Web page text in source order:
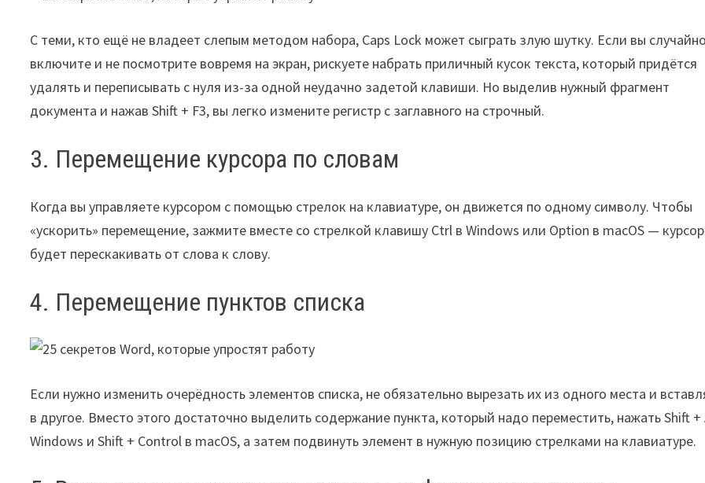
С теми, кто ещё не владеет слепым методом набора, Caps Lock может сыграть злую шутку. Если вы
включите и не посмотрите вовремя на экран, рискуете набрать приличный кусок текста, который придётся
удалять и переписывать с нуля из-за одной неудачно задетой клавиши. Но выделив нужный фрагмент
документа и нажав Shift + F3, вы легко измените регистр с заглавного на строчный.
3. Перемещение курсора по словам
Когда вы управляете курсором с помощью стрелок на клавиатуре, он движется по одному символу. Чтобы
«ускорить» перемещение, зажмите вместе со стрелкой клавишу Сtrl в Windows или Option в macOS — курсор
будет перескакивать от слова к слову.
4. Перемещение пунктов списка
Если нужно изменить очерёдность элементов списка, не обязательно вырезать их из одного места и
в другое. Вместо этого достаточно выделить содержание пункта, который надо переместить, нажать Shift
Windows и Shift + Control в macOS, а затем подвинуть элемент в нужную позицию стрелками на клавиатуре.